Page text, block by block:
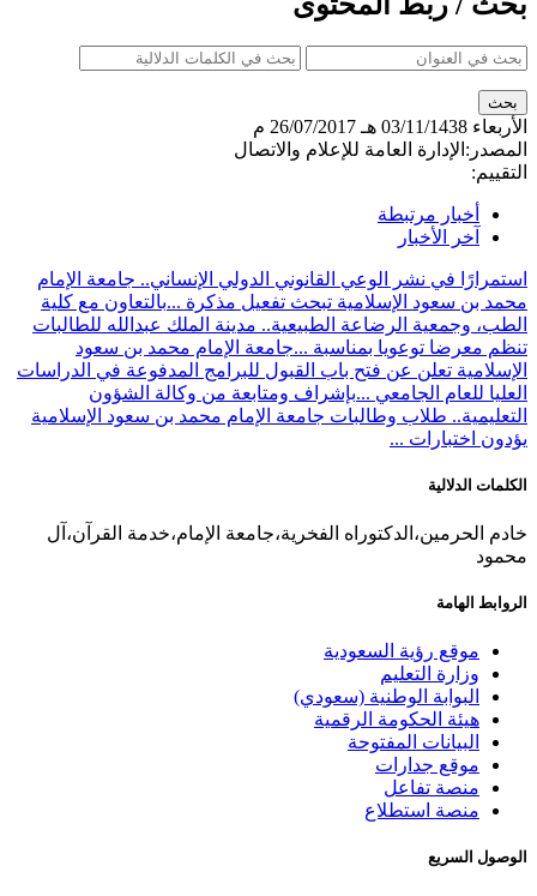
الأربعاء 03/11/1438 هـ
26/07/2017 م
المصدر: الإدارة العامة للإعلام والاتصال
التقييم:
أخبار مرتبطة
آخر الأخبار
استمرارًا في نشر الوعي القانوني الدولي الإنساني.. جامعة الإمام
محمد بن سعود الإسلامية تبحث تفعيل مذكرة ...بالتعاون مع كلية
الطب، وجمعية الرضاعة الطبيعية.. مدينة الملك عبدالله للطالبات
تنظم معرضا توعويا بمناسبة ...جامعة الإمام محمد بن سعود
الإسلامية تعلن عن فتح باب القبول للبرامج المدفوعة في الدراسات
العليا للعام الجامعي ...بإشراف ومتابعة من وكالة الشؤون
التعليمية.. طلاب وطالبات جامعة الإمام محمد بن سعود الإسلامية
يؤدون اختبارات ...
الكلمات الدلالية
خادم الحرمين،الدكتوراه الفخرية،جامعة الإمام،خدمة القرآن،آل
محمود
الروابط الهامة
موقع رؤية السعودية
وزارة التعليم
البوابة الوطنية (سعودي)
هيئة الحكومة الرقمية
البيانات المفتوحة
موقع جدارات
منصة تفاعل
منصة استطلاع
الوصول السريع